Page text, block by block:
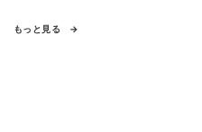
もっと見る